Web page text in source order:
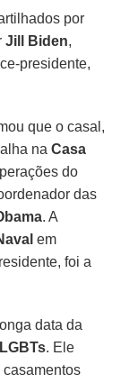
por
Jill Biden,
presidente,
que o casal,
naCasa
do
das
. A
em
foi a
data da
LGBTs. Ele